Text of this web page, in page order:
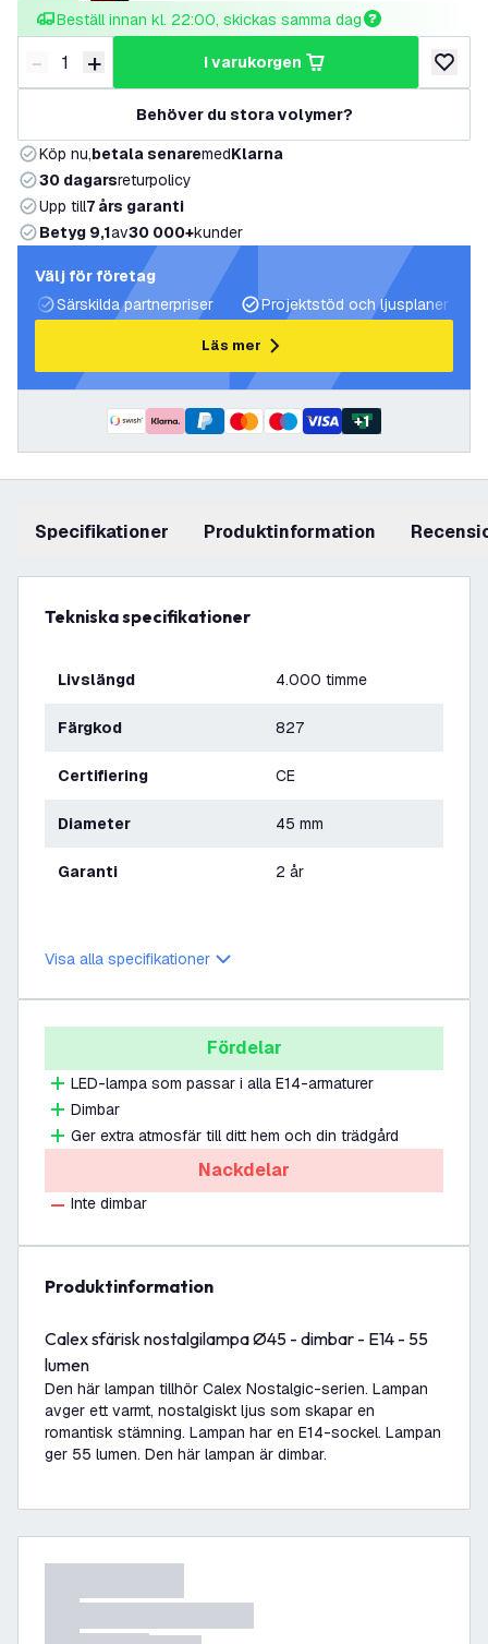
Beställ innan kl. 22:00, skickas samma dag
Minska antal
- Öka antal
+ i varukorgen
lägg
Behöver du stora volymer?
Köp nu,betala senaremedKlarna
30 dagarsreturpolicy
Upp till7 års garanti
Betyg 9,1av30 000+kunder
Välj för företag
Särskilda partnerpriser
Projektstöd och ljusplaner
Läs mer
+1
Specifikationer produktinformation
Tekniska specifikationer
Livslängd 4.000 timme
Färgkod 827
Certifiering CE
Diameter 45 mm
Garanti 2 år
Visa alla specifikationer
Fördelar
LED-lampa som passar i alla E14-armaturer
Dimbar
Ger extra atmosfär till ditt hem och din trädgård
Nackdelar
Inte dimbar
produktinformation
Calex sfärisk nostalgilampa Ø45 - dimbar - E14 - 55
lumen
Den här lampan tillhör Calex Nostalgic-serien. Lampan
avger ett varmt, nostalgiskt ljus som skapar en
romantisk stämning. Lampan har en E14-sockel. Lampan
ger 55 lumen. Den här lampan är dimbar.